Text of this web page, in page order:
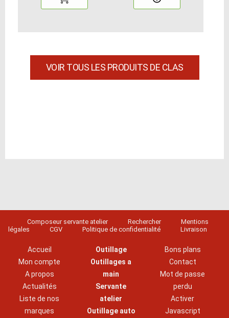
VOIR TOUS LES PRODUITS DE CLAS
Composeur servante atelier Rechercher
Mentions
légales
CGV Politique de confidentialité Livraison
Accueil
Mon compte
A propos
Actualités
Liste de nos
marques
Outillage
Outillages a
main
Servante
atelier
Outillage auto
Bons plans
Contact
Mot de passe
perdu
Activer
Javascript